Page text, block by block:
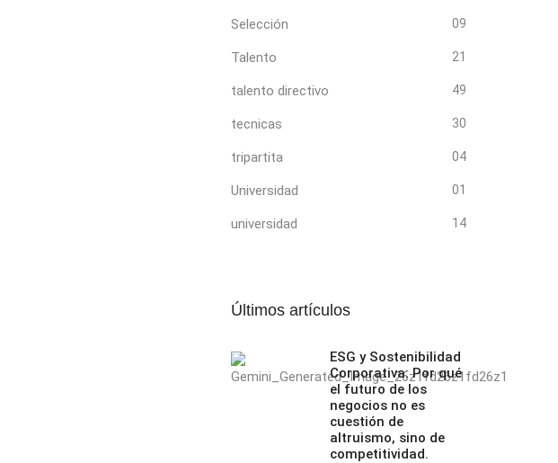
Selección 09
Talento 21
talento directivo 49
tecnicas 30
tripartita 04
Universidad 01
universidad 14
Últimos artículos
ESG y Sostenibilidad
Corporativa: Por qué
el futuro de los
negocios no es
cuestión de
altruismo, sino de
competitividad.